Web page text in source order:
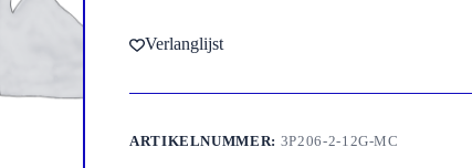
Verlanglijst
ARTIKELNUMMER: 3P206-2-12G-MC